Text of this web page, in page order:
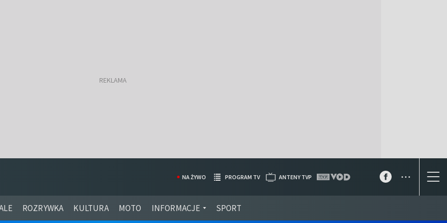
ROZRYWKA KULTURA MOTO INFORMACJE SPORT
NA ŻYWO PROGRAM TV ANTENY TVP ...